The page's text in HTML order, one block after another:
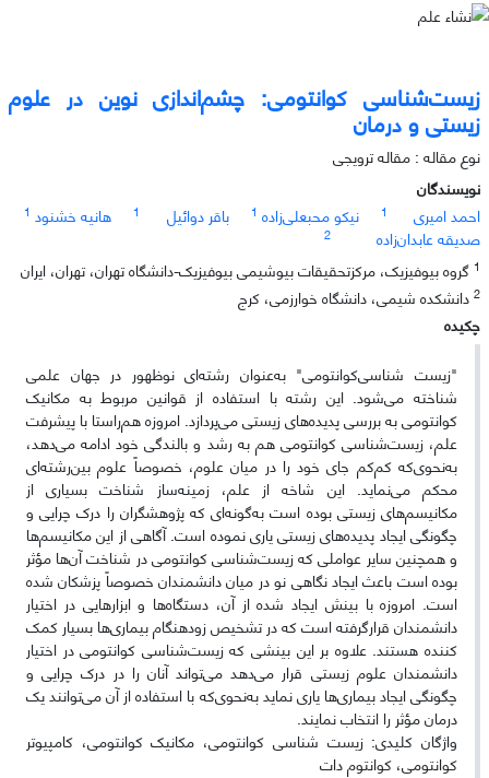
زیست‌شناسی کوانتومی: چشم‌اندازی نوین در علوم
زیستی و درمان
نوع مقاله : مقاله ترویجی
نویسندگان
احمد امیری
1 نیکو محبعلی‌زاده 1 باقر دوائیل 1 هانیه خشنود 1
صدیقه عابدان‌زاده
2
1 گروه بیوفیزیک، مرکزتحقیقات بیوشیمی بیوفیزیک-دانشگاه تهران، تهران، ایران
2 دانشکده شیمی، دانشگاه خوارزمی، کرج
چکیده
"زیست شناسی‌کوانتومی" به‌عنوان رشته‌ای نوظهور در جهان علمی
شناخته می‌شود. این رشته با استفاده از قوانین مربوط به مکانیک
کوانتومی به بررسی پدیده‌های زیستی می‌پردازد. امروزه هم‌راستا با پیشرفت
علم، زیست‌شناسی کوانتومی هم به رشد و بالندگی خود ادامه می‌دهد،
به‌نحوی‌که کم‌کم جای خود را در میان علوم، خصوصاً علوم بین‌رشته‌ای
محکم می‌نماید. این شاخه از علم، زمینه‌ساز شناخت بسیاری از
مکانیسم‌های زیستی بوده است به‌گونه‌ای که پژوهشگران را درک چرایی و
چگونگی ایجاد پدیده‌های زیستی یاری نموده است. آگاهی از این مکانیسم‌ها
و همچنین سایر عواملی که زیست‌شناسی کوانتومی در شناخت آن‌ها مؤثر
بوده است باعث ایجاد نگاهی نو در میان دانشمندان خصوصاً پزشکان شده
است. امروزه با بینش ایجاد شده از آن، دستگاه‌ها و ابزارهایی در اختیار
دانشمندان قرارگرفته است که در تشخیص زودهنگام بیماری‌ها بسیار کمک
کننده هستند. علاوه بر این بینشی که زیست‌شناسی کوانتومی در اختیار
دانشمندان علوم زیستی قرار می‌دهد می‌تواند آنان را در درک چرایی و
چگونگی ایجاد بیماری‌ها‌ یاری نماید به‌نحوی‌که با استفاده از آن می‌توانند یک
درمان مؤثر را انتخاب نمایند.
واژگان کلیدی: زیست شناسی کوانتومی، مکانیک کوانتومی، کامپیوتر
کوانتومی، کوانتوم دات